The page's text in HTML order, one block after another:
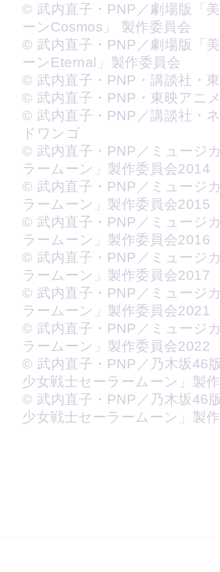
© 武内直子・PNP／劇場版「
ーンCosmos」 製作委員会
© 武内直子・PNP／劇場版「
ーンEternal」製作委員会
© 武内直子・PNP・講談社・
© 武内直子・PNP・東映アニ
© 武内直子・PNP／講談社・
ドワンゴ
© 武内直子・PNP／ミュージ
ラームーン」製作委員会2014
© 武内直子・PNP／ミュージ
ラームーン」製作委員会2015
© 武内直子・PNP／ミュージ
ラームーン」製作委員会2016
© 武内直子・PNP／ミュージ
ラームーン」製作委員会2017
© 武内直子・PNP／ミュージ
ラームーン」製作委員会2021
© 武内直子・PNP／ミュージ
ラームーン」製作委員会2022
© 武内直子・PNP／乃木坂46
少女戦士セーラームーン」製
© 武内直子・PNP／乃木坂46
少女戦士セーラームーン」製